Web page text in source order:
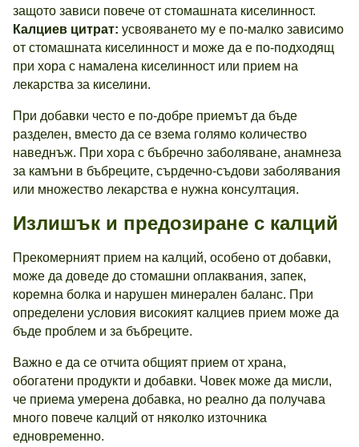
защото зависи повече от стомашната киселинност.
Калциев цитрат: усвояването му е по-малко зависимо
от стомашната киселинност и може да е по-подходящ
при хора с намалена киселинност или прием на
лекарства за киселини.
При добавки често е по-добре приемът да бъде
разделен, вместо да се взема голямо количество
наведнъж. При хора с бъбречно заболяване, анамнеза
за камъни в бъбреците, сърдечно-съдови заболявания
или множество лекарства е нужна консултация.
Излишък и предозиране с калций
Прекомерният прием на калций, особено от добавки,
може да доведе до стомашни оплаквания, запек,
коремна болка и нарушен минерален баланс. При
определени условия високият калциев прием може да
бъде проблем и за бъбреците.
Важно е да се отчита общият прием от храна,
обогатени продукти и добавки. Човек може да мисли,
че приема умерена добавка, но реално да получава
много повече калций от няколко източника
едновременно.